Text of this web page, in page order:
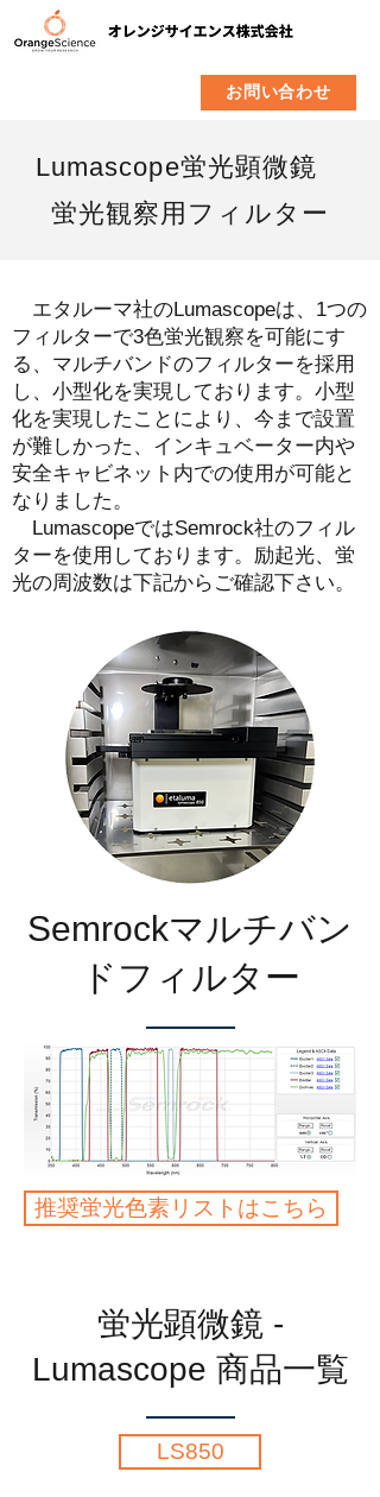
お問い合わせ
Lumascope蛍光顕微鏡
蛍光観察用フィルター
エタルーマ社のLumascopeは、1つの
フィルターで3色蛍光観察を可能にす
る、マルチバンドのフィルターを採用
し、小型化を実現しております。小型
化を実現したことにより、今まで設置
が難しかった、インキュベーター内や
安全キャビネット内での使用が可能と
なりました。
LumascopeではSemrock社のフィル
ターを使用しております。励起光、蛍
光の周波数は下記からご確認下さい。
Semrockマルチバン
ドフィルター
推奨蛍光色素リストはこちら
蛍光顕微鏡-
Lumascope 商品一覧
LS850